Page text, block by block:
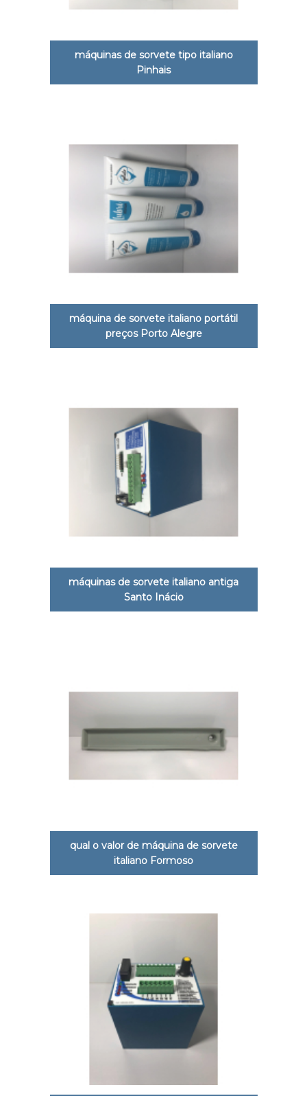
máquinas de sorvete tipo italiano
Pinhais
máquina de sorvete italiano portátil
preços Porto Alegre
máquinas de sorvete italiano antiga
Santo Inácio
qual o valor de máquina de sorvete
italiano Formoso